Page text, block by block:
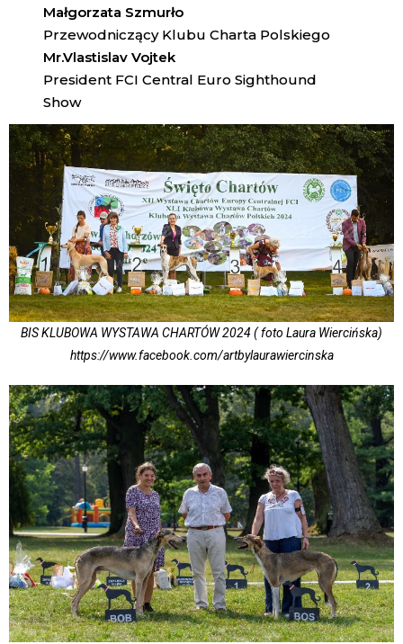
Małgorzata Szmurło
Przewodniczący Klubu Charta Polskiego
Mr.Vlastislav Vojtek
President FCI Central Euro Sighthound
Show
BIS KLUBOWA WYSTAWA CHARTÓW 2024 ( foto Laura Wiercińska)
https://www.facebook.com/artbylaurawiercinska